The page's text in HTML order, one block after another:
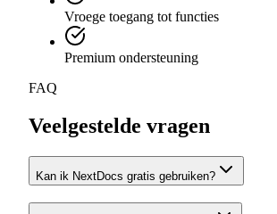
Vroege toegang tot functies
Premium ondersteuning
FAQ
Veelgestelde vragen
Kan ik NextDocs gratis gebruiken?